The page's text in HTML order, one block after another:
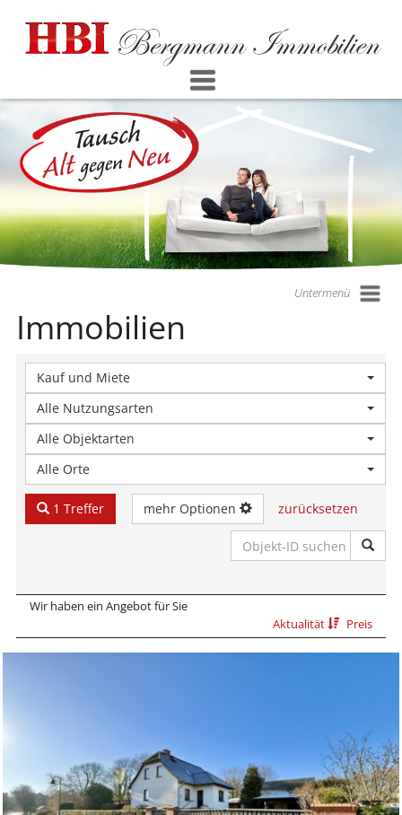
Untermenü
Immobilien
Kauf und Miete
Alle Nutzungsarten
Alle Objektarten
Alle Orte
1 Treffer mehr Optionen zurücksetzen
Wir haben ein Angebot für Sie
Aktualität
Preis